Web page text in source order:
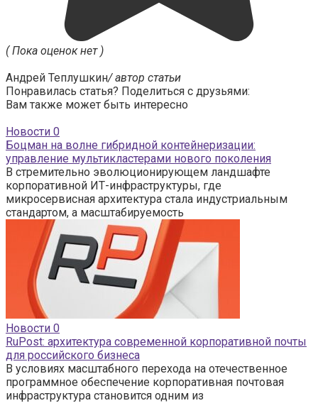
( Пока оценок нет )
Андрей Теплушкин/ автор статьи
Понравилась статья? Поделиться с друзьями:
Вам также может быть интересно
Новости 0
Боцман на волне гибридной контейнеризации:
управление мультикластерами нового поколения
В стремительно эволюционирующем ландшафте
корпоративной ИТ-инфраструктуры, где
микросервисная архитектура стала индустриальным
стандартом, а масштабируемость
Новости 0
RuPost: архитектура современной корпоративной почты
для российского бизнеса
В условиях масштабного перехода на отечественное
программное обеспечение корпоративная почтовая
инфраструктура становится одним из